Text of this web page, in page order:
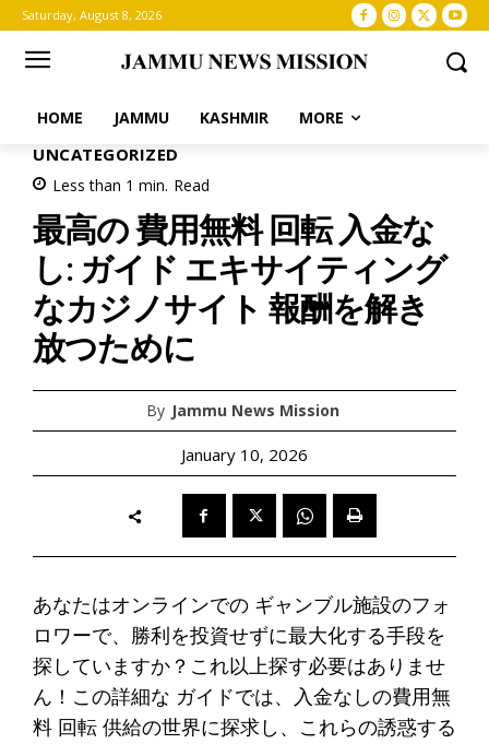
Saturday, August 8, 2026
HOME JAMMU KASHMIR MORE
UNCATEGORIZED
Less than 1 min. Read
最高の 費用無料 回転 入金な
し: ガイド エキサイティング
なカジノサイト 報酬を解き
放つために
By Jammu News Mission
January 10, 2026
あなたはオンラインでの ギャンブル施設のフォ
ロワーで、勝利を投資せずに最大化する手段を
探していますか？これ以上探す必要はありませ
ん！この詳細な ガイドでは、入金なしの費用無
料 回転 供給の世界に探求し、これらの誘惑する